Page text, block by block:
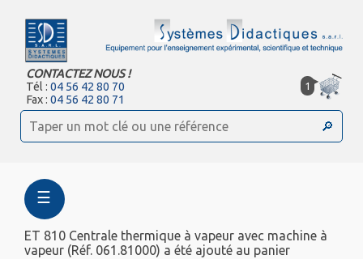
CONTACTEZ NOUS !
Tél :04 56 42 80 70
Fax :04 56 42 80 71
1
☰
ET 810 Centrale thermique à vapeur avec machine à
vapeur (Réf. 061.81000) a été ajouté au panier